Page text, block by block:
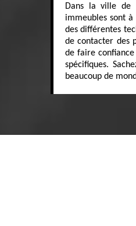
Dans la ville de
immeubles sont
des différentes
de contacter des
de faire
spécifiques.
beaucoup de